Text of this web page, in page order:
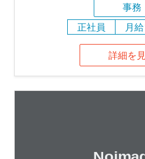
事務
正社員
月
詳細を